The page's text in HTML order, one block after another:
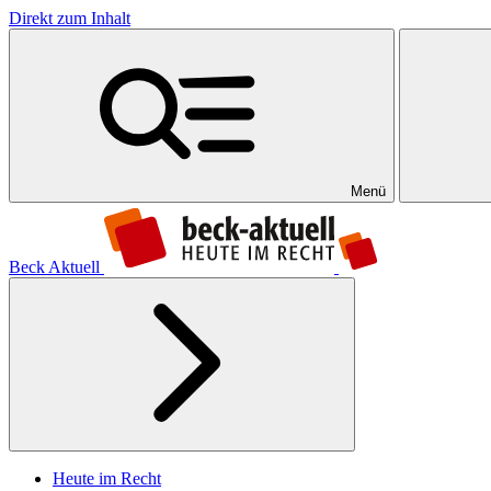
Direkt zum Inhalt
Menü
Beck Aktuell
Heute im Recht